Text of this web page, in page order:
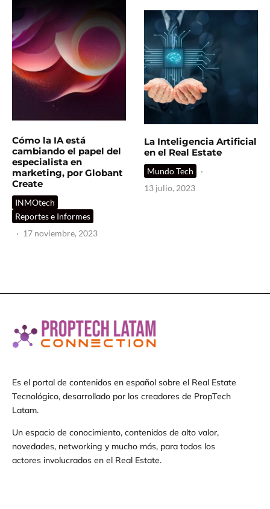
Cómo la IA está
cambiando el papel del
especialista en
marketing, por Globant
Create
INMOtech
Reportes e Informes
· 17 noviembre, 2023
La Inteligencia Artificial
en el Real Estate
Mundo Tech
·
13 julio, 2023
Es el portal de contenidos en español sobre el Real Estate
Tecnológico, desarrollado por los creadores de PropTech
Latam.
Un espacio de conocimiento, contenidos de alto valor,
novedades, networking y mucho más, para todos los
actores involucrados en el Real Estate.